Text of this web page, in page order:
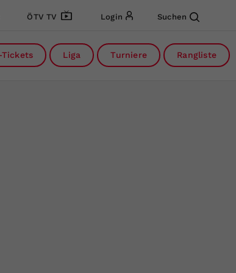
ÖTV TV Login Suchen
Tickets Liga Turniere Rangliste